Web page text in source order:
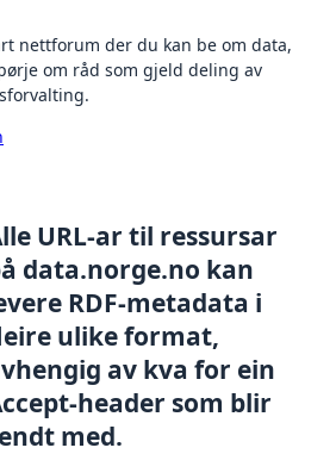
nettforum der du kan be om data,
om råd som gjeld deling av
URL-ar til ressursar
data.norge.no kan
RDF-metadata i
ulike format,
av kva for ein
header som blir
med.